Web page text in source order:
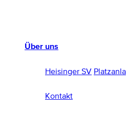
Über uns
Heisinger SV
Kontakt